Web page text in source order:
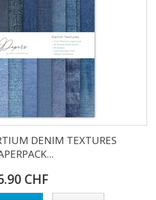
DENIM TEXTURES
CHF